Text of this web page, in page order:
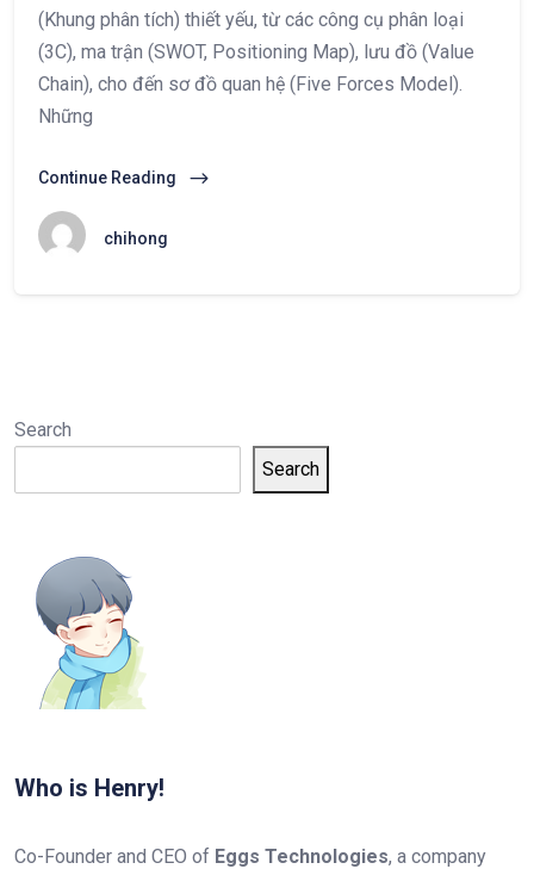
(Khung phân tích) thiết yếu, từ các công cụ phân loại
(3C), ma trận (SWOT, Positioning Map), lưu đồ (Value
Chain), cho đến sơ đồ quan hệ (Five Forces Model).
Những
Continue Reading
chihong
Search
Search
Who is Henry!
Co-Founder and CEO of Eggs Technologies, a company